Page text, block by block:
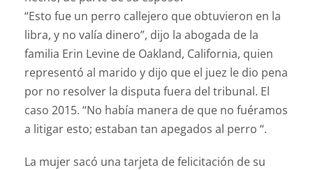
“Esto fue un perro callejero que obtuvieron en la
libra, y no valía dinero”, dijo la abogada de la
familia Erin Levine de Oakland, California, quien
representó al marido y dijo que el juez le dio pena
por no resolver la disputa fuera del tribunal. El
caso 2015. “No había manera de que no fuéramos
a litigar esto; estaban tan apegados al perro “.
La mujer sacó una tarjeta de felicitación de su